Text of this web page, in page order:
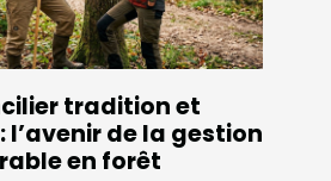
tradition et
l’avenir de la gestion
en forêt